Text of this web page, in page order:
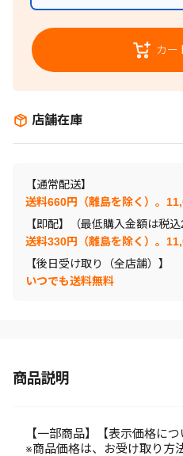
カー
店舗在庫
【通常配送】
送料660円（離島を除く）。
【即配】（最低購入金額は税込
送料330円（離島を除く）。
【後日受け取り（全店舗）】
いつでも送料無料
商品説明
【一部商品】【表示価格につ
※商品価格は、お受け取り方